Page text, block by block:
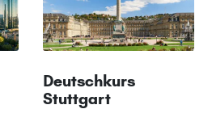
Deutschkurs
Stuttgart